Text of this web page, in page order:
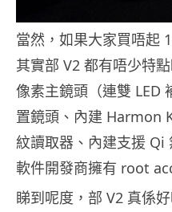
當然，如果大家買唔起
其實部 V2 都有唔少特
像素主鏡頭（連雙 LED
置鏡頭、內建 Harmon
紋讀取器、內建支援 Qi
軟件開發商擁有 root
睇到呢度，部 V2 真係